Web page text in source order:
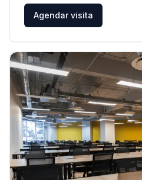
Agendar visita